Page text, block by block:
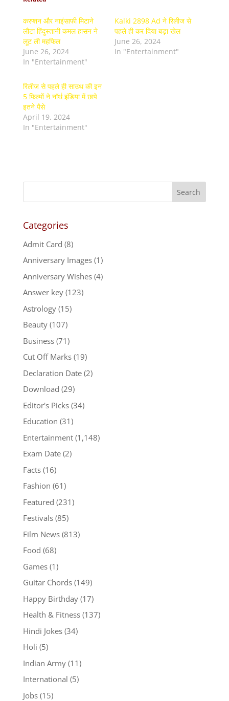
करप्शन और नाइंसाफी मिटाने
लौटा हिंदुस्तानी कमल हासन ने
लूट ली महफिल
June 26, 2024
In "Entertainment"
Kalki 2898 Ad ने रिलीज से
पहले ही कर दिया बड़ा खेल
June 26, 2024
In "Entertainment"
रिलीज से पहले ही साउथ की इन
5 फिल्मों ने नॉर्थ इंडिया में छापे
इतने पैसे
April 19, 2024
In "Entertainment"
Categories
Admit Card (8)
Anniversary Images(1)
Anniversary Wishes(4)
Answer key(123)
Astrology(15)
Beauty(107)
Business(71)
Cut Off Marks(19)
Declaration Date(2)
Download (29)
Editor's Picks(34)
Education (31)
Entertainment(1,148)
Exam Date(2)
Facts(16)
Fashion (61)
Featured (231)
Festivals(85)
Film News(813)
Food (68)
Games(1)
Guitar Chords(149)
Happy Birthday(17)
Health & Fitness(137)
Hindi Jokes(34)
Holi (5)
Indian Army(11)
International (5)
Jobs(15)